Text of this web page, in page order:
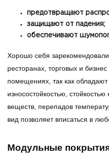
предотвращают
защищают от падения;
обеспечивают
Хорошо себя
ресторанах, торговых и
помещениях, так как обладают
износостойкостью,
веществ, перепадов
вид позволяет вписаться в
Модульные